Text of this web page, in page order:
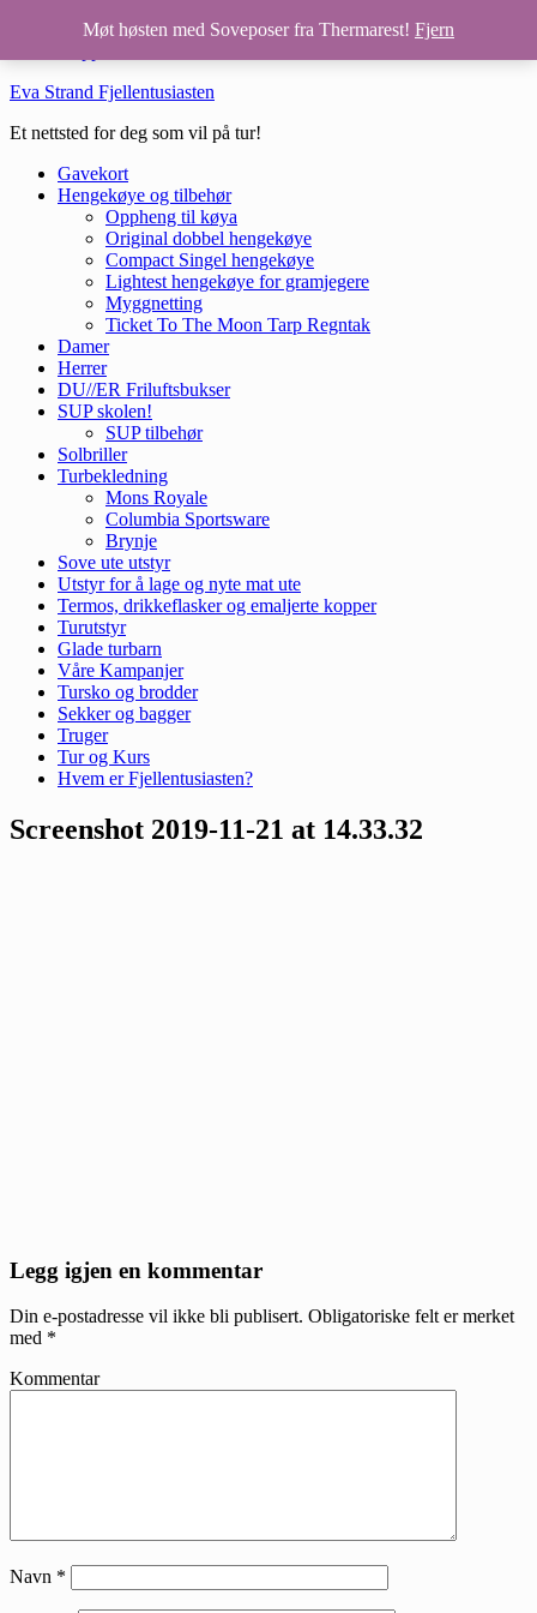
Hopp til hovedinnhold
Eva Strand Fjellentusiasten
Et nettsted for deg som vil på tur!
Gavekort
Hengekøye og tilbehør
Oppheng til køya
Original dobbel hengekøye
Compact Singel hengekøye
Lightest hengekøye for gramjegere
Myggnetting
Ticket To The Moon Tarp Regntak
Damer
Herrer
DU//ER Friluftsbukser
SUP skolen!
SUP tilbehør
Solbriller
Turbekledning
Mons Royale
Columbia Sportsware
Brynje
Sove ute utstyr
Utstyr for å lage og nyte mat ute
Termos, drikkeflasker og emaljerte kopper
Turutstyr
Glade turbarn
Våre Kampanjer
Tursko og brodder
Sekker og bagger
Truger
Tur og Kurs
Hvem er Fjellentusiasten?
Screenshot 2019-11-21 at 14.33.32
Reader
Legg igjen en kommentar
Din e-postadresse vil ikke bli publisert. Obligatoriske felt er merket
med *
Kommentar
Navn *
Møt høsten med Soveposer fra Thermarest! Fjern